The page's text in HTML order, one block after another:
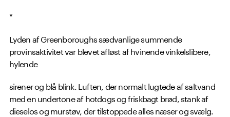
*
Lyden af Greenboroughs sædvanlige summende
provinsaktivitet var blevet afløst af hvinende vinkelslibere,
hylende
sirener og blå blink. Luften, der normalt lugtede af saltvand
med en undertone af hotdogs og friskbagt brød, stank af
dieselos og murstøv, der tilstoppede alles næser og svælg.